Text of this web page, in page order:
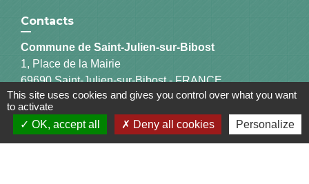
Contacts
Commune de Saint-Julien-sur-Bibost
1, Place de la Mairie
69690 Saint-Julien-sur-Bibost - FRANCE
+33 4 74 70 72 03
This site uses cookies and gives you control over what you want
to activate
OK, accept all
Deny all cookies Personalize